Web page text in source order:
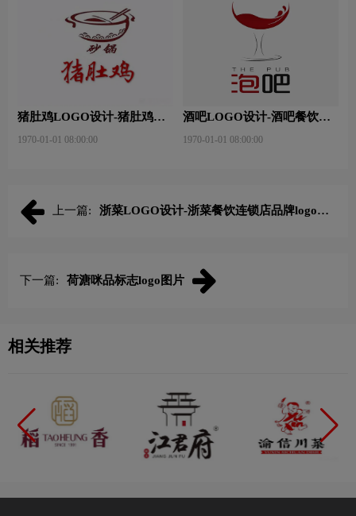
猪肚鸡LOGO设计-猪肚鸡餐
1970-01-01 08:00:00
酒吧LOGO设计-酒吧餐饮连
1970-01-01 08:00:00
上一篇:
浙菜LOGO设计-浙菜餐饮连锁店品牌logo设
下一篇: 荷溏咪品标志logo图片
相关推荐